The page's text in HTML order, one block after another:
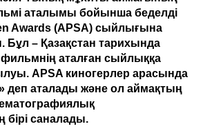
аталымы бойынша беделді
Awards (APSA) сыйлығына
Бұл – Қазақстан тарихында
фильмнің аталған сыйлыққа
APSA киногерлер арасында
деп аталады және ол аймақтың
саналады.